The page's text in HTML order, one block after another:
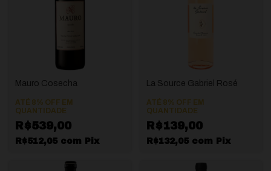
Mauro Cosecha
ATÉ 8% OFF EM
QUANTIDADE
R$539,00
R$512,05 com Pix
La Source Gabriel Rosé
ATÉ 8% OFF EM
QUANTIDADE
R$139,00
R$132,05 com Pix